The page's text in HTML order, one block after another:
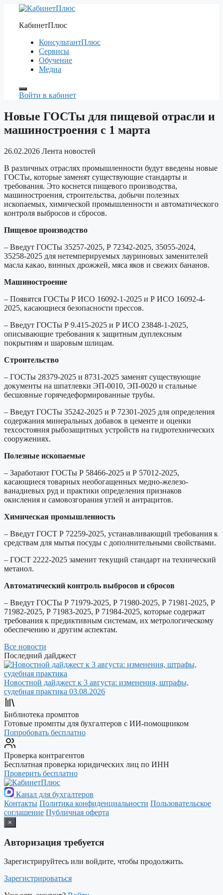
Перейти
содержимому
КабинетПлюс
КонсультантПлюс
Сервисы
Обучение
Медиа
Войти в кабинет
Новые ГОСТы для пищевой отрасли и
машиностроения с 1 марта
26.02.2026 Лента новостей
В различных отраслях промышленности будут введены новые
ГОСТы, которые заменят существующие стандарты и
требования. Это коснется пищевого производства,
машиностроения, строительства, добычи полезных
ископаемых, химической промышленности и автоматического
контроля выбросов и сбросов.
Пищевое производство
– Введут ГОСТы 35257-2025, Р 72342-2025, 35055-2024,
35258-2025 для нетемперируемых лауриновых заменителей
масла какао, винных дрожжей, мяса яков и свежих бананов.
Машиностроение
– Появятся ГОСТы Р ИСО 16092-1-2025 и Р ИСО 16092-4-
2025, касающиеся безопасности прессов.
– Введут ГОСТы Р 9.415-2025 и Р ИСО 23848-1-2025,
описывающие требования к защитным дуплексным
покрытиям и шаровым шлицам.
Строительство
– ГОСТы 28379-2025 и 8731-2025 заменят существующие
документы на шпатлевки ЭП-0010, ЭП-0020 и стальные
бесшовные горячедеформированные трубы.
– Введут ГОСТы 35242-2025 и Р 72301-2025 для определения
содержания минеральных добавок в цементе и оценки
техсостояния рыбозащитных устройств на гидротехнических
сооружениях.
Полезные ископаемые
– Заработают ГОСТы Р 58466-2025 и Р 57012-2025,
касающиеся товарных необогащенных медно-железо-
ванадиевых руд и практики определения признаков
окисления и самовозгорания углей и антрацитов.
Химическая промышленность
– Введут ГОСТ Р 72259-2025, устанавливающий требования к
средствам для мытья посуды с дополнительными свойствами.
– ГОСТ 2222-2025 заменит текущий стандарт на технический
метанол.
Автоматический контроль выбросов и сбросов
– Введут ГОСТы Р 71979-2025, Р 71980-2025, Р 71981-2025, Р
71982-2025, Р 71983-2025, Р 71984-2025, которые содержат
требования к предиктивным системам, их метрологическому
обеспечению и другим аспектам.
Все новости
Последний дайджест
Новостной дайджест к 3 августа: изменения, штрафы,
судебная практика 03.08.2026
Библиотека промптов
Готовые промпты для бухгалтеров с ИИ-помощником
Попробовать бесплатно
Проверка контрагентов
Бесплатная проверка юридических лиц по ИНН
Проверить бесплатно
Канал для бухгалтеров
Контакты Политика конфиденциальности Пользовательское
соглашение Публичная оферта
×
Авторизация требуется
Зарегистрируйтесь или войдите, чтобы продолжить.
Зарегистрироваться